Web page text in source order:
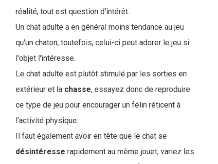
réalité, tout est question d'intérêt.
Un chat adulte a en général moins tendance au jeu
qu'un chaton, toutefois, celui-ci peut adorer le jeu si
l'objet l'intéresse.
Le chat adulte est plutôt stimulé par les sorties en
extérieur et la chasse, essayez donc de reproduire
ce type de jeu pour encourager un félin réticent à
l'activité physique.
Il faut également avoir en tête que le chat se
désintéresse rapidement au même jouet, variez les